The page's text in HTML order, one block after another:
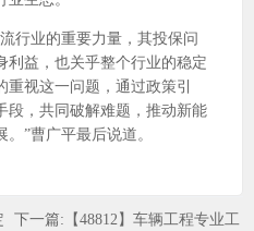
业的重要力量，其投保问
利益，也关乎整个行业的稳定
视这一问题，通过政策引
段，共同破解难题，推动新能
”曹广平最后说道。
下一篇: 【48812】车辆工程专业工